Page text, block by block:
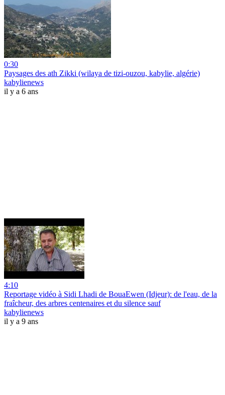
0:30
Paysages des ath Zikki (wilaya de tizi-ouzou, kabylie, algérie)
kabylienews
il y a 6 ans
4:10
Reportage vidéo à Sidi Lhadi de BouaEwen (Idjeur): de l'eau, de la
fraîcheur, des arbres centenaires et du silence sauf
kabylienews
il y a 9 ans